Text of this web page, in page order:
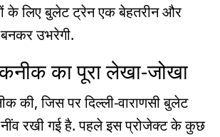
के लिए बुलेट ट्रेन एक बेहतरीन और
उभरेगी.
का पूरा लेखा-जोखा
की, जिस पर दिल्ली-वाराणसी बुलेट
रखी गई है. पहले इस प्रोजेक्ट के कुछ